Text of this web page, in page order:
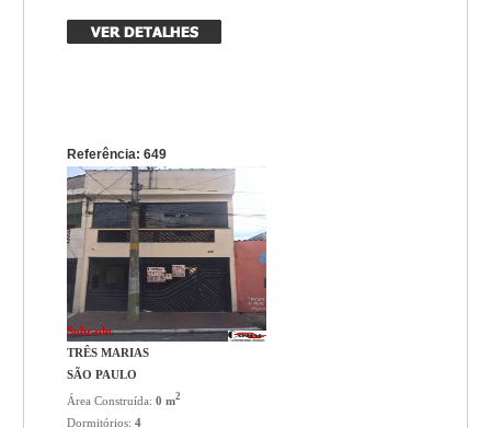
Referência: 649
Sobrado
TRÊS MARIAS
SÃO PAULO
Área Construída:0 m2
Dormitórios:4